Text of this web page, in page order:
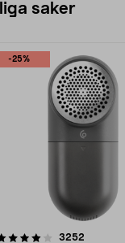
saker
-25%
3252
4.5av 5 stjärnor